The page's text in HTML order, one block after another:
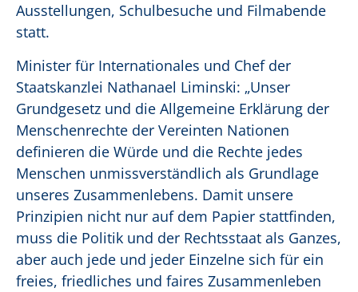
Ausstellungen, Schulbesuche und Filmabende
statt.
Minister für Internationales und Chef der
Staatskanzlei Nathanael Liminski: „Unser
Grundgesetz und die Allgemeine Erklärung der
Menschenrechte der Vereinten Nationen
definieren die Würde und die Rechte jedes
Menschen unmissverständlich als Grundlage
unseres Zusammenlebens. Damit unsere
Prinzipien nicht nur auf dem Papier stattfinden,
muss die Politik und der Rechtsstaat als Ganzes,
aber auch jede und jeder Einzelne sich für ein
freies, friedliches und faires Zusammenleben